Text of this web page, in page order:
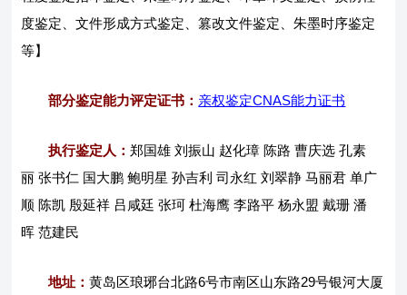
度鉴定、文件形成方式鉴定、篡改文件鉴定、朱墨时序鉴定
等】
部分鉴定能力评定证书： 亲权鉴定CNAS能力证书
执行鉴定人：郑国雄 刘振山 赵化璋 陈路 曹庆选 孔素
丽 张书仁 国大鹏 鲍明星 孙吉利 司永红 刘翠静 马丽君 单广
顺 陈凯 殷延祥 吕咸廷 张珂 杜海鹰 李路平 杨永盟 戴珊 潘
晖 范建民
地址：黄岛区琅琊台北路6号市南区山东路29号银河大厦